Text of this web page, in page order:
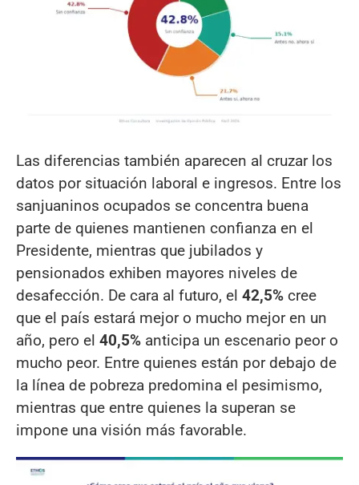
Las diferencias también aparecen al cruzar los
datos por situación laboral e ingresos. Entre los
sanjuaninos ocupados se concentra buena
parte de quienes mantienen confianza en el
Presidente, mientras que jubilados y
pensionados exhiben mayores niveles de
desafección. De cara al futuro, el 42,5% cree
que el país estará mejor o mucho mejor en un
año, pero el 40,5% anticipa un escenario peor o
mucho peor. Entre quienes están por debajo de
la línea de pobreza predomina el pesimismo,
mientras que entre quienes la superan se
impone una visión más favorable.